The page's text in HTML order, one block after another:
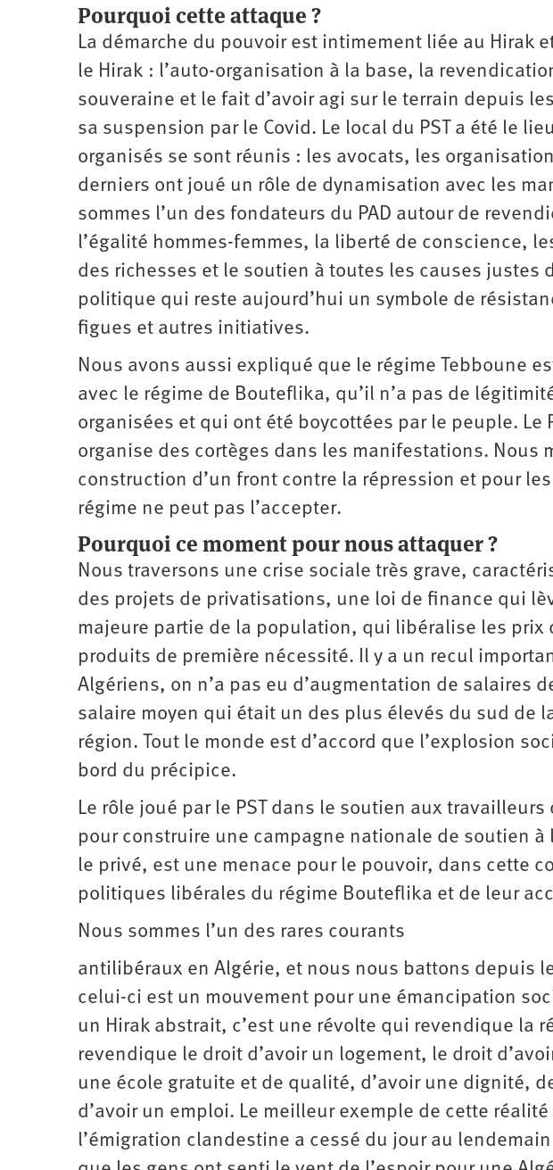
Pourquoi cette attaque ?
La démarche du pouvoir est intimement liée au Hirak
le Hirak : l’auto-organisation à la base, la
souveraine et le fait d’avoir agi sur le terrain depuis
sa suspension par le Covid. Le local du PST a été le
organisés se sont réunis : les avocats, les
derniers ont joué un rôle de dynamisation avec les
sommes l’un des fondateurs du PAD autour de
l’égalité hommes-femmes, la liberté de conscience,
des richesses et le soutien à toutes les causes justes
politique qui reste aujourd’hui un symbole de
figues et autres initiatives.
Nous avons aussi expliqué que le régime Tebboune
avec le régime de Bouteflika, qu’il n’a pas de
organisées et qui ont été boycottées par le peuple. Le
organise des cortèges dans les manifestations. Nous
construction d’un front contre la répression et pour
régime ne peut pas l’accepter.
Pourquoi ce moment pour nous attaquer ?
Nous traversons une crise sociale très grave,
des projets de privatisations, une loi de finance qui
majeure partie de la population, qui libéralise les prix
produits de première nécessité. Il y a un recul
Algériens, on n’a pas eu d’augmentation de salaires
salaire moyen qui était un des plus élevés du sud de
région. Tout le monde est d’accord que l’explosion
bord du précipice.
Le rôle joué par le PST dans le soutien aux
pour construire une campagne nationale de soutien
le privé, est une menace pour le pouvoir, dans cette
politiques libérales du régime Bouteflika et de leur
Nous sommes l’un des rares courants
antilibéraux en Algérie, et nous nous battons depuis
celui-ci est un mouvement pour une émancipation
un Hirak abstrait, c’est une révolte qui revendique la
revendique le droit d’avoir un logement, le droit
une école gratuite et de qualité, d’avoir une dignité,
d’avoir un emploi. Le meilleur exemple de cette
l’émigration clandestine a cessé du jour au